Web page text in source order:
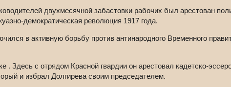
двухмесячной забастовки рабочих был арестован
демократическая революция 1917 года.
в активную борьбу против антинародного Временного
. Здесь с отрядом Красной гвардии он арестовал кадетско-
и избрал Долгирева своим председателем.